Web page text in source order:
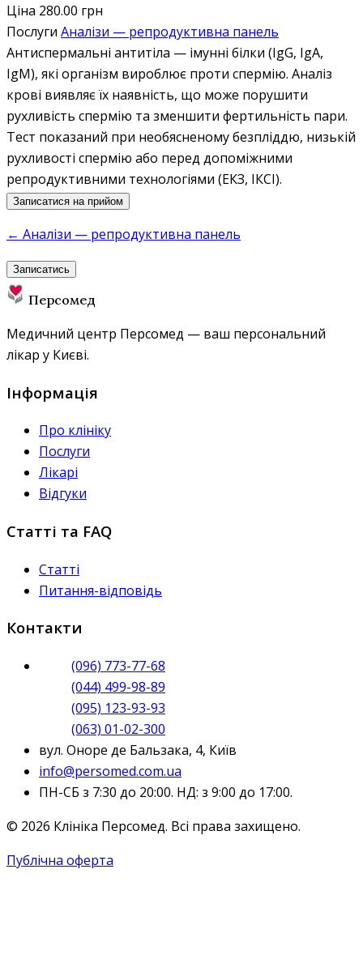
Ціна 280.00 грн
Послуги Аналізи — репродуктивна панель
Антиспермальні антитіла — імунні білки (IgG, IgA,
IgM), які організм вироблює проти спермію. Аналіз
крові виявляє їх наявність, що може порушити
рухливість спермію та зменшити фертильність пари.
Тест показаний при необясненому безпліддю, низькій
рухливості спермію або перед допоміжними
репродуктивними технологіями (ЕКЗ, ІКСІ).
Записатися на прийом
← Аналізи — репродуктивна панель
Записатись
Персомед
Медичний центр Персомед — ваш персональний
лікар у Києві.
Інформація
Про клініку
Послуги
Лікарі
Відгуки
Статті та FAQ
Статті
Питання-відповідь
Контакти
(096) 773-77-68
(044) 499-98-89
(095) 123-93-93
(063) 01-02-300
вул. Оноре де Бальзака, 4, Київ
info@persomed.com.ua
ПН-СБ з 7:30 до 20:00. НД: з 9:00 до 17:00.
© 2026 Клініка Персомед. Всі права захищено.
Публічна оферта